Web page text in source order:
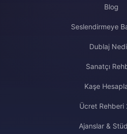
Blog
Seslendirmeye
Dublaj
Sanatçı
Kaşe
Ücret Rehberi
Ajanslar &